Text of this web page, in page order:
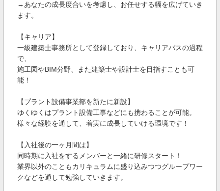
→あなたの成長度合いを考慮し、お任せする幅を広げていき
ます。
【キャリア】
一級建築士事務所として登録しており、キャリアパスの過程
で、
施工図やBIM分野、また建築士や設計士を目指すことも可
能！
【プラント設備事業部を新たに新設】
ゆくゆくはプラント設備工事などにも携わることが可能。
様々な経験を通して、着実に成長していける環境です！
【入社後の一ヶ月間は】
同時期に入社をするメンバーと一緒に研修スタート！
業界以外のこともカリキュラムに盛り込みつつグループワー
クなどを通して勉強していきます。